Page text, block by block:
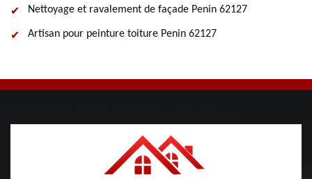
Nettoyage et ravalement de façade Penin 62127
Artisan pour peinture toiture Penin 62127